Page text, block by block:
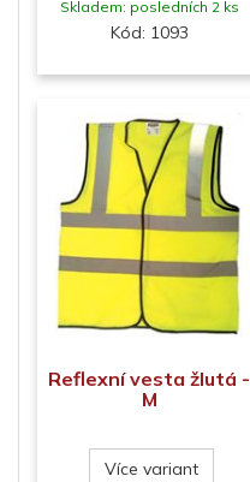
Skladem: posledních 2 ks
Kód: 1093
Reflexní vesta žlutá -
M
Více variant